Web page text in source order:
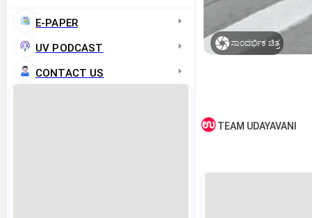
E-PAPER
UV PODCAST
CONTACT US
ಸಾಂದರ್ಭಿಕ ಚಿತ್ರ
TEAM UDAYAVANI